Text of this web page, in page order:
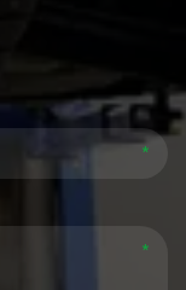
*
*